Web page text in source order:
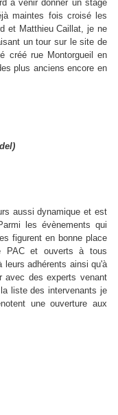
à venir donner un stage
maintes fois croisé les
et Matthieu Caillat, je ne
un tour sur le site de
créé rue Montorgueil en
plus anciens encore en
aussi dynamique et est
les évènements qui
figurent en bonne place
PAC et ouverts à tous
leurs adhérents ainsi qu'à
avec des experts venant
liste des intervenants je
une ouverture aux